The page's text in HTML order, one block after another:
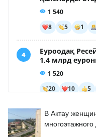
В Актау